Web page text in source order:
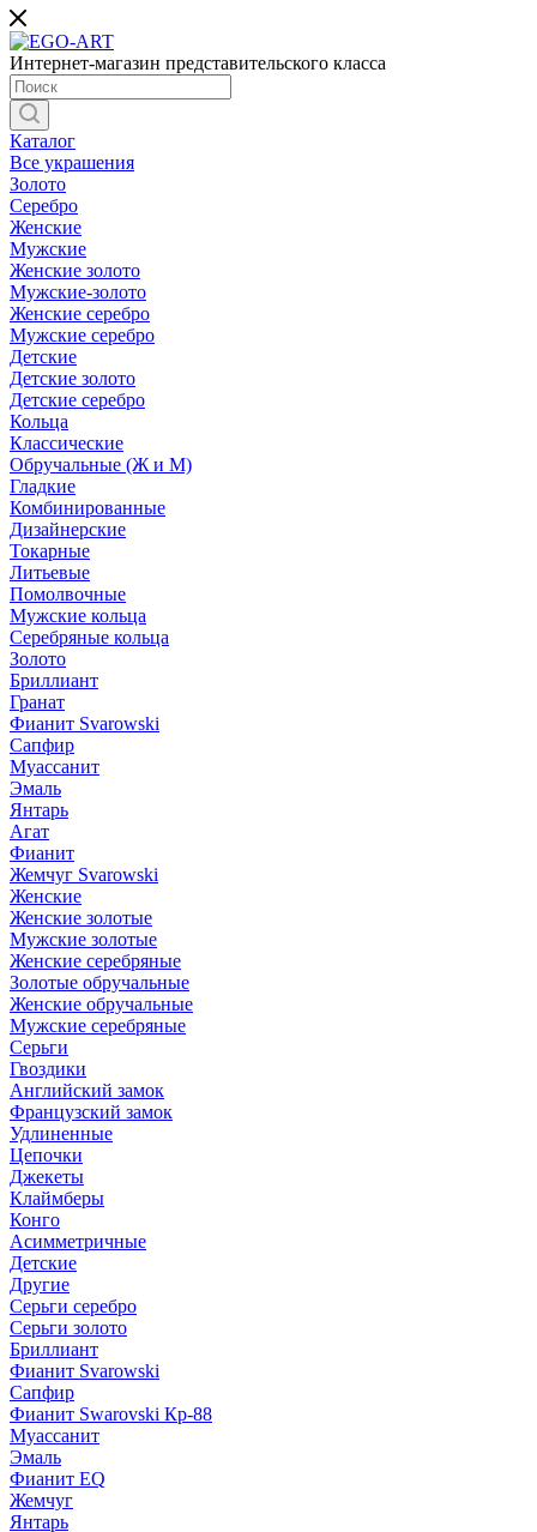
Интернет-магазин представительского класса
Каталог
Все украшения
Золото
Серебро
Женские
Мужские
Женские золото
Мужские-золото
Женские серебро
Мужские серебро
Детские
Детские золото
Детские серебро
Кольца
Классические
Обручальные (Ж и М)
Гладкие
Комбинированные
Дизайнерские
Токарные
Литьевые
Помолвочные
Мужские кольца
Серебряные кольца
Золото
Бриллиант
Гранат
Фианит Svarowski
Сапфир
Муассанит
Эмаль
Янтарь
Агат
Фианит
Жемчуг Svarowski
Женские
Женские золотые
Мужские золотые
Женские серебряные
Золотые обручальные
Женские обручальные
Мужские серебряные
Серьги
Гвоздики
Английский замок
Французский замок
Удлиненные
Цепочки
Джекеты
Клаймберы
Конго
Асимметричные
Детские
Другие
Серьги серебро
Серьги золото
Бриллиант
Фианит Svarowski
Сапфир
Фианит Swarovski Кр-88
Муассанит
Эмаль
Фианит EQ
Жемчуг
Янтарь